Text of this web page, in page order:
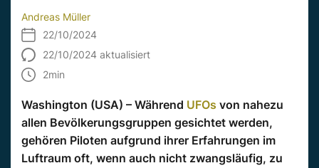
Andreas Müller
22/10/2024
22/10/2024 aktualisiert
2min
Washington (USA) – Während UFOs von nahezu
allen Bevölkerungsgruppen gesichtet werden,
gehören Piloten aufgrund ihrer Erfahrungen im
Luftraum oft, wenn auch nicht zwangsläufig, zu